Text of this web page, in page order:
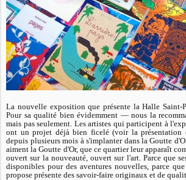
La nouvelle exposition que présente la Halle Saint-
Pour sa qualité bien évidemment — nous la
mais pas seulement. Les artistes qui participent à
ont un projet déjà bien ficelé (voir la présentation
depuis plusieurs mois à s'implanter dans la Goutte
aiment la Goutte d'Or, que ce quartier leur apparaît
ouvert sur la nouveauté, ouvert sur l'art. Parce que
disponibles pour des aventures nouvelles, parce
propose présente des savoir-faire originaux et de